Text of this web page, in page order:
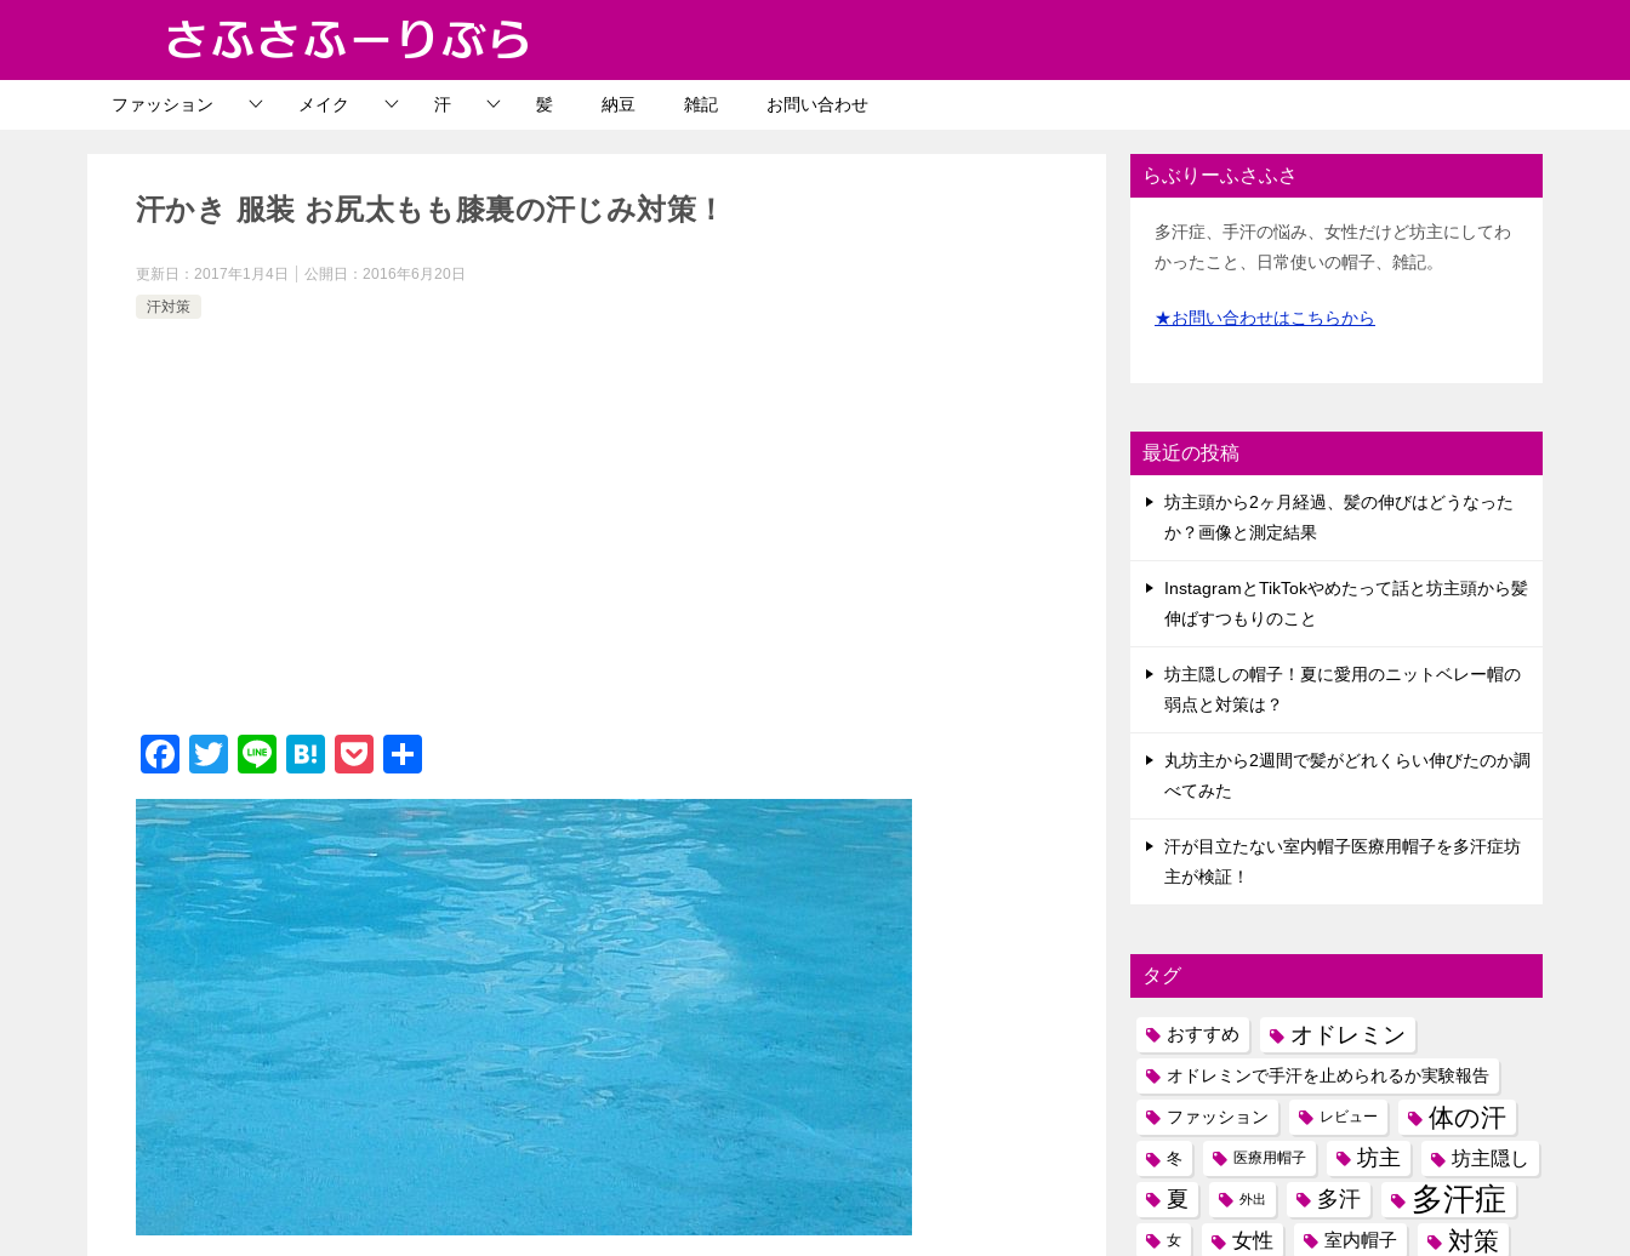
ファッション メイク 汗 髪 納豆 雑記 お問い合わせ
汗かき 服装 お尻太もも膝裏の汗じみ対策！
更新日： 2017年1月4日 公開日： 2016年6月20日
汗対策
F
a
c
e
b
o
o
k
T
wi
tt
er
Li
n
e
H
at
e
n
a
P
o
c
k
et
有
らぶりーふさふさ
多汗症、手汗の悩み、女性だけど坊主にしてわ
かったこと、日常使いの帽子、雑記。
★お問い合わせはこちらから
最近の投稿
坊主頭から2ヶ月経過、髪の伸びはどうなった
か？画像と測定結果
InstagramとTikTokやめたって話と坊主頭から髪
伸ばすつもりのこと
坊主隠しの帽子！夏に愛用のニットベレー帽の
弱点と対策は？
丸坊主から2週間で髪がどれくらい伸びたのか調
べてみた
汗が目立たない室内帽子医療用帽子を多汗症坊
主が検証！
タグ
おすすめ オドレミン
オドレミンで手汗を止められるか実験報告
ファッション レビュー 体の汗
冬 医療用帽子 坊主 坊主隠し
夏 外出 多汗 多汗症
女 女性 室内帽子 対策